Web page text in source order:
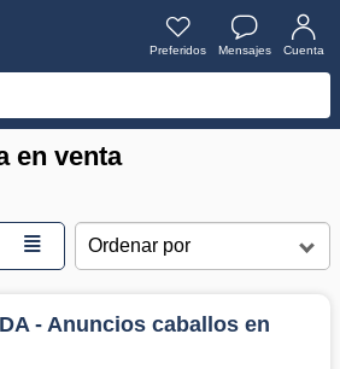
Preferidos Mensajes Cuenta
en venta
≣
- Anuncios caballos en